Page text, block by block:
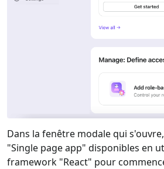
Dans la fenêtre modale qui
"Single page app" disponibles en
framework "React" pour